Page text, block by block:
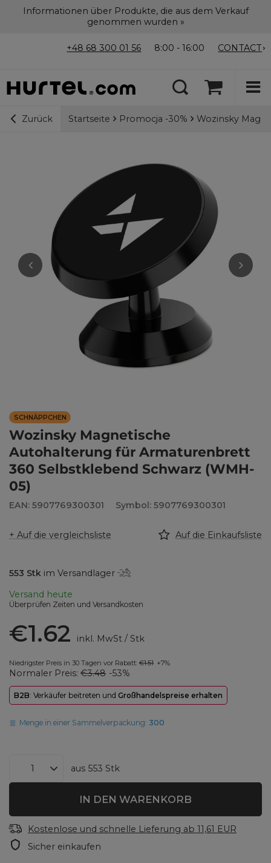
Informationen über Produkte, die aus dem Verkauf
genommen wurden »
+48 68 300 01 56 8:00 - 16:00 CONTACT
Zurück Startseite Promocja -30% Wozinsky
SCHNÄPPCHEN
Wozinsky Magnetische
Autohalterung für Armaturenbrett
360 Selbstklebend Schwarz (WMH-
05)
EAN: 5907769300301 Symbol: 5907769300301
+ Auf die vergleichsliste Auf die Einkaufsliste
553 Stk im Versandlager
Versand heute
Überprüfen Zeiten und Versandkosten
€1.62 inkl. MwSt/ Stk
Niedrigster Preis in 30 Tagen vor Rabatt: €1.51 +7%
Normaler Preis: €3.48 -53%
B2B: Verkäufer beitreten und Großhandelspreise erhalten
Menge in einer Sammelverpackung: 300
aus 553 Stk
IN DEN WARENKORB
Kostenlose und schnelle Lieferung ab 11,61 EUR
Sicher einkaufen